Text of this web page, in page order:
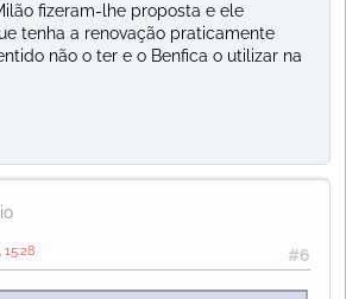
fizeram-lhe proposta e ele
tenha a renovação praticamente
não o ter e o Benfica o utilizar na
#6